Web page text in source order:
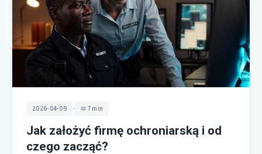
2026-04-09 • 7 min
Jak założyć firmę ochroniarską i od
czego zacząć?